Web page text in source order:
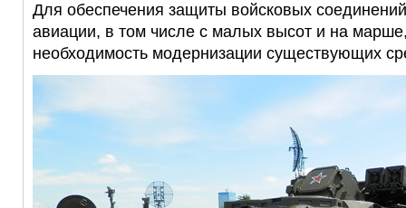
Для обеспечения защиты войсковых
авиации, в том числе с малых высот и на
необходимость модернизации существующих